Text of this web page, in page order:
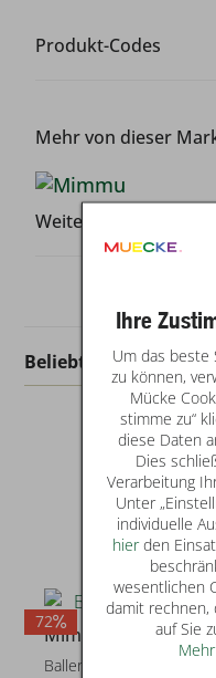
Produkt-Codes
Mehr von dieser
Weitere Infos
Beliebt in dieser
72
Mimmu
Ballerinas & Slings
Ihre
Um das beste
zu können,
Mücke
stimme zu“
diese Daten
Dies
Verarbeitung
Unter
individuelle
hierden
wesentlichen
damit rechnen,
auf Sie